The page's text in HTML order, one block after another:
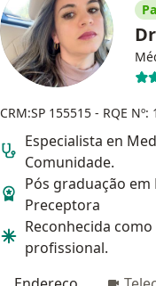
CRM:SP 155515 - RQE Nº:
Especialista en
Comunidade.
Pós graduação
Preceptora
Reconhecida
profissional.